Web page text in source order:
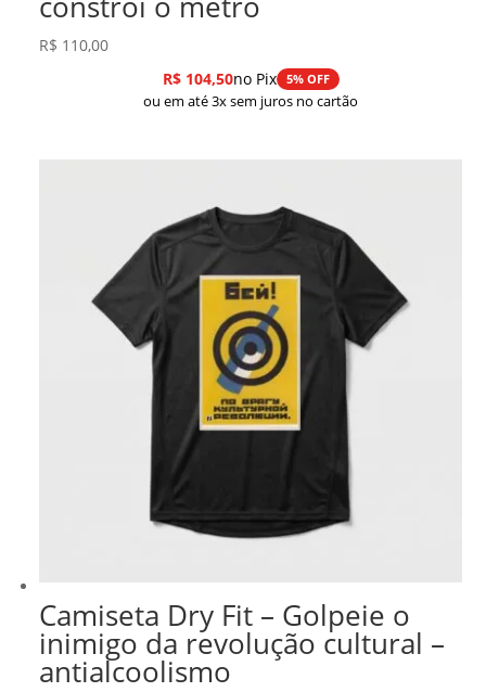
R$ 110,00
R$104,50no Pix 5% OFF
ou em até 3x sem juros no cartão
Camiseta Dry Fit – Golpeie o
inimigo da revolução cultural –
antialcoolismo